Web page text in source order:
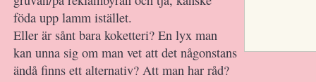
föda upp lamm istället.
Eller är sånt bara koketteri? En lyx man
kan unna sig om man vet att det någonstans
ändå finns ett alternativ? Att man har råd?